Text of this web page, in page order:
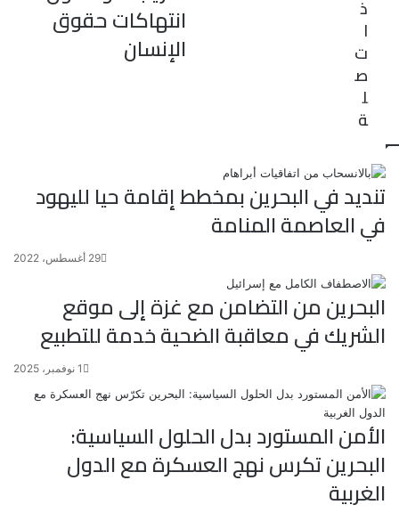
انتهاكات حقوق
الإنسان
ذ
ا
ت
ص
ل
ة
تنديد في البحرين بمخطط إقامة حيا لليهود
في العاصمة المنامة
29 أغسطس، 2022
البحرين من التضامن مع غزة إلى موقع
الشريك في معاقبة الضحية خدمة للتطبيع
1 نوفمبر، 2025
الأمن المستورد بدل الحلول السياسية:
البحرين تكرس نهج العسكرة مع الدول
الغربية